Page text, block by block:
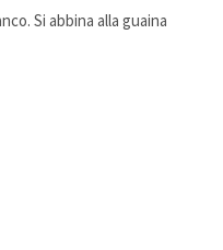
Si abbina alla guaina